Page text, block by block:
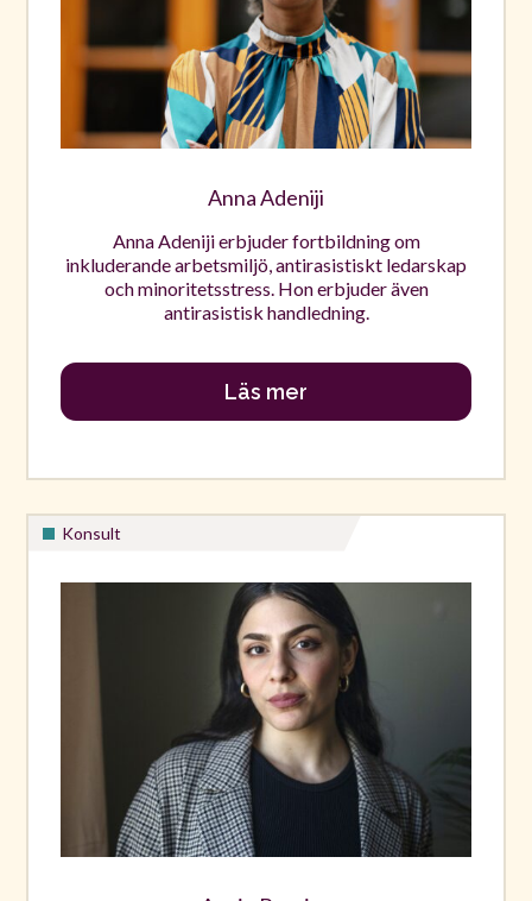
Anna Adeniji
Anna Adeniji erbjuder fortbildning om
inkluderande arbetsmiljö, antirasistiskt ledarskap
och minoritetsstress. Hon erbjuder även
antirasistisk handledning.
Läs mer
Konsult